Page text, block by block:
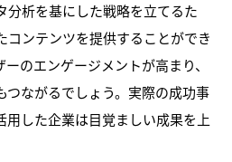
分析を基にした戦略を立てるた
コンテンツを提供することができ
のエンゲージメントが高まり、
つながるでしょう。実際の成功事
用した企業は目覚ましい成果を上